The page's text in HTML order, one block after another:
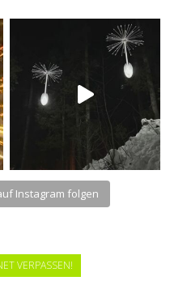
Instagram folgen
VERPASSEN!